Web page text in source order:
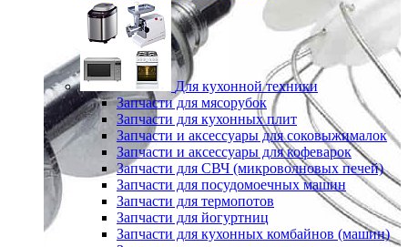
Для кухонной техники
Запчасти для мясорубок
Запчасти для кухонных плит
Запчасти и аксессуары для соковыжималок
Запчасти и аксессуары для кофеварок
Запчасти для СВЧ (микроволновых печей)
Запчасти для посудомоечных машин
Запчасти для термопотов
Запчасти для йогуртниц
Запчасти для кухонных комбайнов (машин)